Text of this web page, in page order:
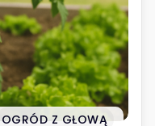
OGRÓD Z GŁOWĄ